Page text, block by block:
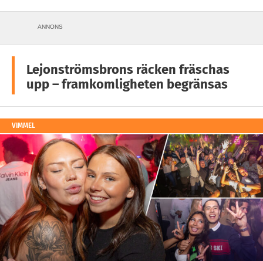
ANNONS
Lejonströmsbrons räcken fräschas
upp – framkomligheten begränsas
VIMMEL